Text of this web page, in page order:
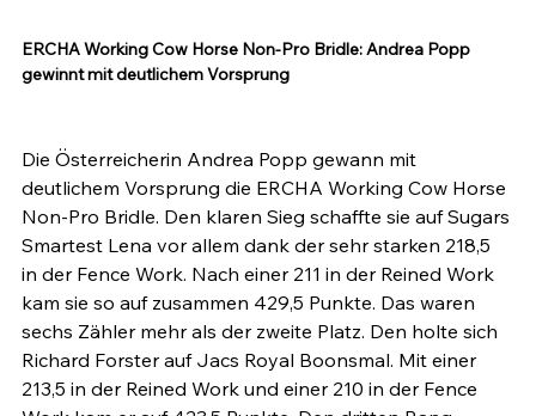
ERCHA Working Cow Horse Non-Pro Bridle: Andrea Popp
gewinnt mit deutlichem Vorsprung
Die Österreicherin Andrea Popp gewann mit
deutlichem Vorsprung die ERCHA Working Cow Horse
Non-Pro Bridle. Den klaren Sieg schaffte sie auf Sugars
Smartest Lena vor allem dank der sehr starken 218,5
in der Fence Work. Nach einer 211 in der Reined Work
kam sie so auf zusammen 429,5 Punkte. Das waren
sechs Zähler mehr als der zweite Platz. Den holte sich
Richard Forster auf Jacs Royal Boonsmal. Mit einer
213,5 in der Reined Work und einer 210 in der Fence